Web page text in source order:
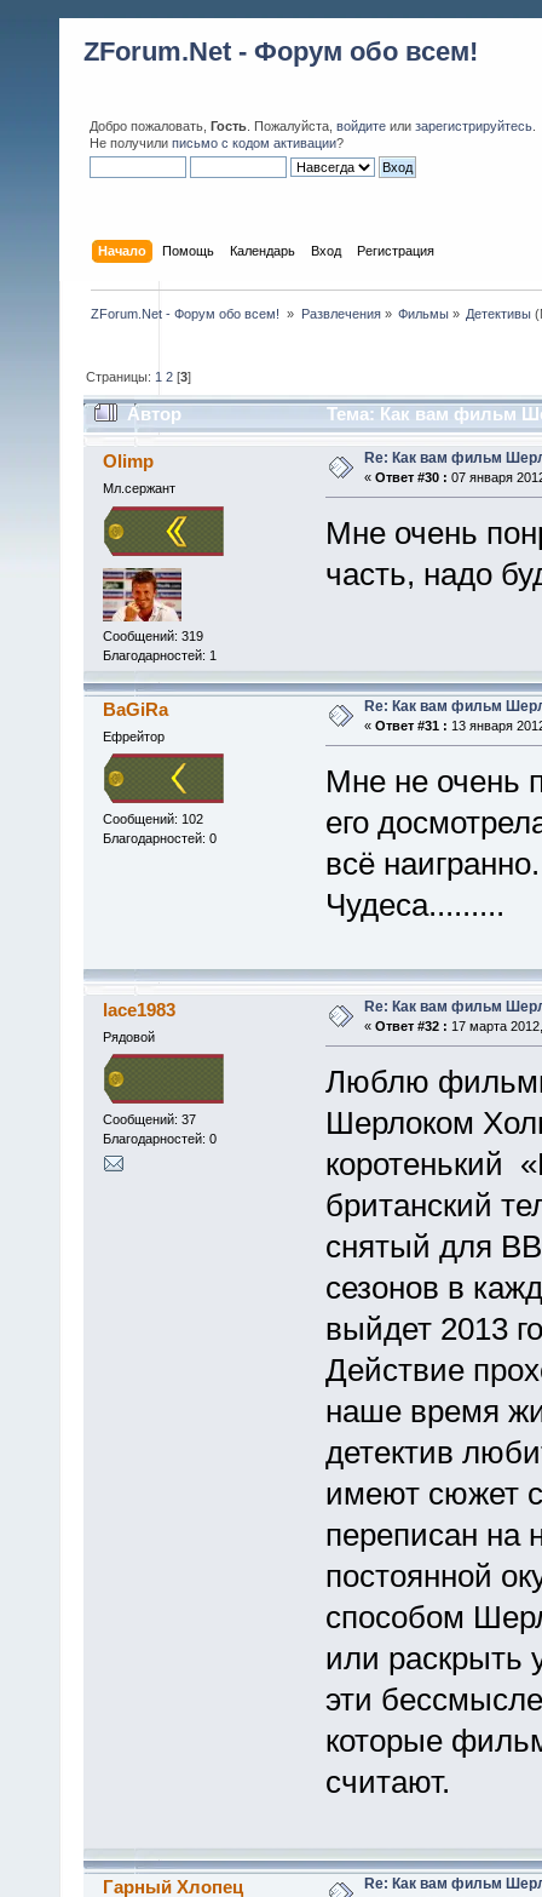
ZForum.Net - Форум обо всем!
Добро пожаловать, Гость . Пожалуйста, войдите или зарегистрируйтесь
Не получили письмо с кодом активации?
Начало Помощь Календарь Вход Регистрация
ZForum.Net - Форум обо всем! » Развлечения» Фильмы» Детективы
Страницы: 1 2 [3]
Автор Тема: Как вам фильм
Olimp
Мл.сержант
Сообщений: 319
Благодарностей: 1
Re: Как вам фильм
« Ответ #30 : 07 января
Мне очень
часть, надо
BaGiRa
Ефрейтор
Сообщений: 102
Благодарностей: 0
Re: Как вам фильм
« Ответ #31 : 13 января
Мне не очень
его
всё
Чудеса.........
lace1983
Рядовой
Сообщений: 37
Благодарностей: 0
Re: Как вам фильм
« Ответ #32 : 17 марта
Люблю
Шерлоком
коротенький
британский
снятый для
сезонов в
выйдет 2013
Действие
наше время
детектив
имеют сюжет с
переписан на
постоянной
способом
или раскрыть
эти
которые
считают.
Гарный Хлопец Re: Как вам фильм